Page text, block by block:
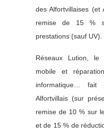
des Alfortvillaises (et
remise de 15 %
prestations (sauf UV).
Réseaux Lution, le
mobile et
informatique… fait
Alfortvillais (sur
remise de 10 % sur
et de 15 % de